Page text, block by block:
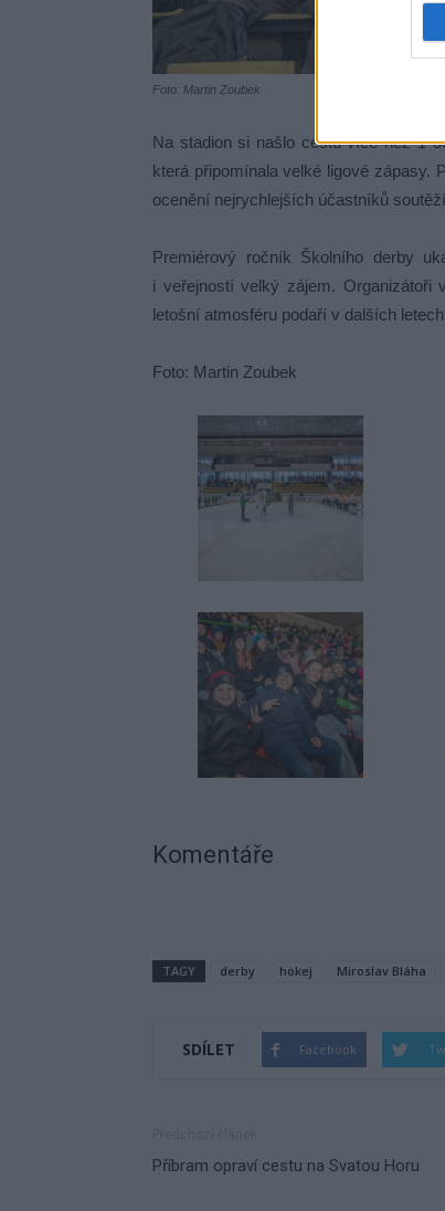
Foto: Martin Zoubek
Na stadion si našlo cestu více než 1
která připomínala velké ligové zápasy.
ocenění nejrychlejších účastníků
Premiérový ročník Školního derby
i veřejností velký zájem.
letošní atmosféru podaří v dalších
Foto: Martin Zoubek
Komentáře
TAGY derby hokej Miroslav Bláha
SDÍLET Facebook
Příbram opraví cestu na Svatou Horu